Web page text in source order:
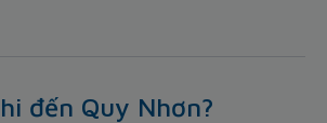
đến Quy Nhơn?